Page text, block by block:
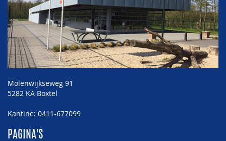
Molenwijkseweg 91
5282 KA Boxtel
Kantine: 0411-677099
PAGINA'S